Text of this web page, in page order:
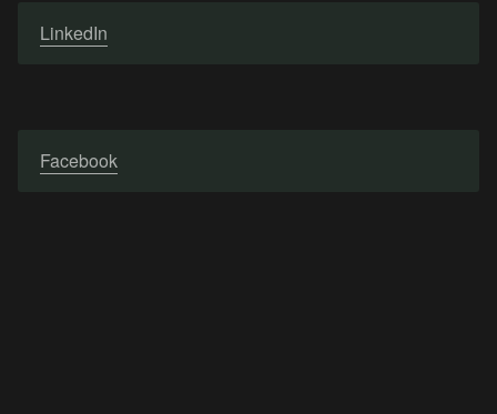
LinkedIn
Facebook